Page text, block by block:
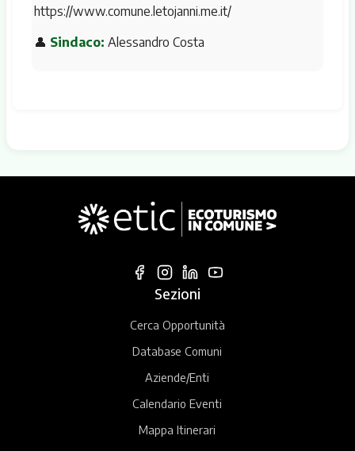
https://www.comune.letojanni.me.it/
👤 Sindaco: Alessandro Costa
Sezioni
Cerca Opportunità
Database Comuni
Aziende/Enti
Calendario Eventi
Mappa Itinerari